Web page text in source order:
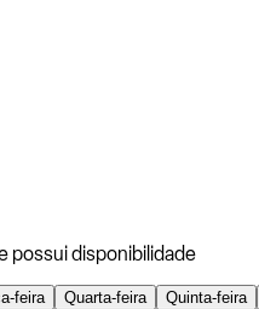
possui disponibilidade
feira Quarta-feira Quinta-feira